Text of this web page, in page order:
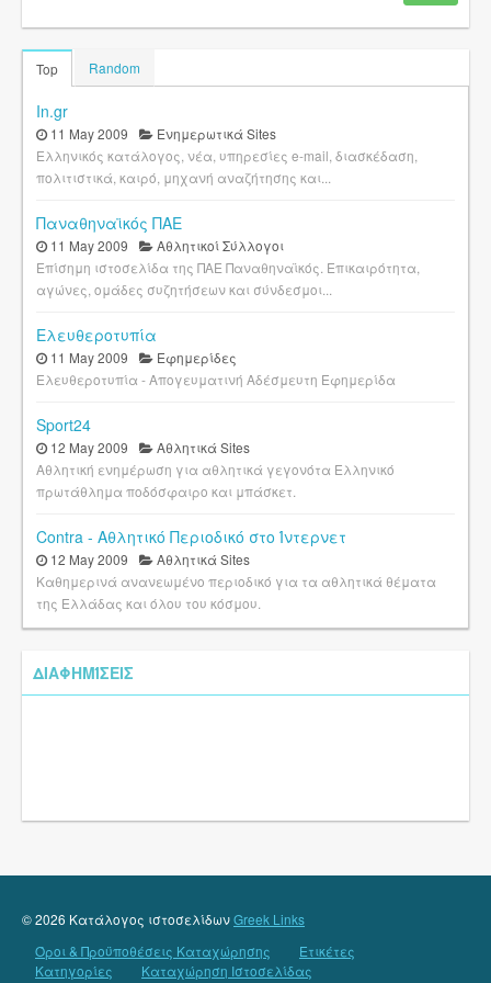
Top Random
In.gr
11 May 2009
Ενημερωτικά Sites
Ελληνικός κατάλογος, νέα, υπηρεσίες e-mail, διασκέδαση,
πολιτιστικά, καιρό, μηχανή αναζήτησης και...
Παναθηναϊκός ΠΑΕ
11 May 2009
Αθλητικοί Σύλλογοι
Επίσημη ιστοσελίδα της ΠΑΕ Παναθηναϊκός. Επικαιρότητα,
αγώνες, ομάδες συζητήσεων και σύνδεσμοι...
Ελευθεροτυπία
11 May 2009
Εφημερίδες
Ελευθεροτυπία - Απογευματινή Αδέσμευτη Εφημερίδα
Sport24
12 May 2009
Αθλητικά Sites
Αθλητική ενημέρωση για αθλητικά γεγονότα Ελληνικό
πρωτάθλημα ποδόσφαιρο και μπάσκετ.
Contra - Αθλητικό Περιοδικό στο Ίντερνετ
12 May 2009
Αθλητικά Sites
Καθημερινά ανανεωμένο περιοδικό για τα αθλητικά θέματα
της Ελλάδας και όλου του κόσμου.
ΔΙΑΦΗΜΊΣΕΙΣ
© 2026 Κατάλογος ιστοσελίδωνGreek Links
Όροι & Προϋποθέσεις Καταχώρησης
Ετικέτες
Κατηγορίες
Καταχώρηση Ιστοσελίδας